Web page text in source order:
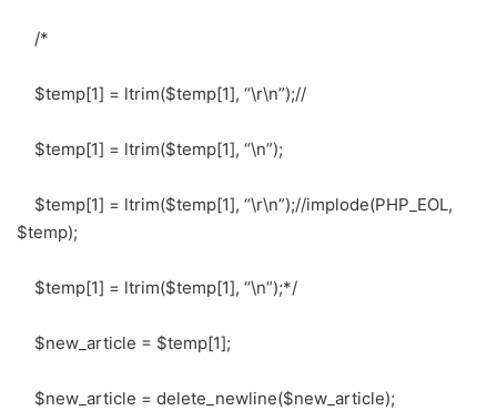
/*
$temp[1] = ltrim($temp[1], “\r\n”);//
$temp[1] = ltrim($temp[1], “\n”);
$temp[1] = ltrim($temp[1], “\r\n”);//implode(PHP_EOL,
$temp);
$temp[1] = ltrim($temp[1], “\n”);*/
$new_article = $temp[1];
$new_article = delete_newline($new_article);